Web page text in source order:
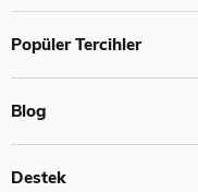
Popüler Tercihler
Blog
Destek